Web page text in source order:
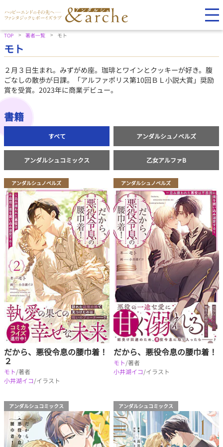
TOP 著者一覧 モト
モト
２月３日生まれ。みずがめ座。珈琲とワインとクッキーが好き。腹
ごなしの散歩が日課。「アルファポリス第10回ＢＬ小説大賞」奨励
賞を受賞。2023年に商業デビュー。
書籍
すべて アンダルシュノベルズ
アンダルシュコミックス 乙女アルファB
アンダルシュノベルズ
だから、悪役令息の腰巾着！
２
モト/著者
小井湖イコ/イラスト
アンダルシュノベルズ
だから、悪役令息の腰巾着！
モト/著者
小井湖イコ/イラスト
アンダルシュコミックス アンダルシュコミックス